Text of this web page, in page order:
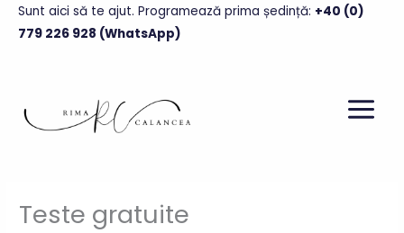
SkipSunt aici să te ajut. Programează prima ședință: +40 (0)
779 226 928 (WhatsApp)
Teste gratuite